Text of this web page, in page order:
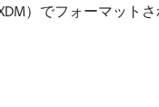
）でフォーマッ